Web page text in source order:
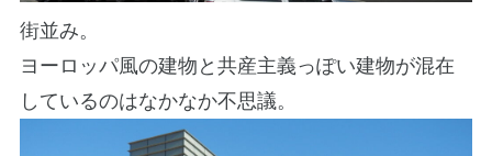
街並み。
ヨーロッパ風の建物と共産主義っぽい建物が混在
しているのはなかなか不思議。